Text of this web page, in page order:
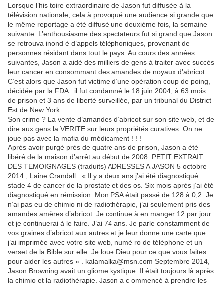
Lorsque l’his toire extraordinaire de Jason fut diffusée à la
télévision nationale, cela à provoqué une audience si grande que
le même reportage a été diffusé une deuxième fois, la semaine
suivante. L’enthousiasme des spectateurs fut si grand que Jason
se retrouva inond é d’appels téléphoniques, provenant de
personnes résidant dans tout le pays. Au cours des années
suivantes, Jason a aidé des milliers de gens à traiter avec succès
leur cancer en consommant des amandes de noyaux d’abricot.
C’est alors que Jason fut victime d’une opération coup de poing,
décidée par la FDA : il fut condamné le 18 juin 2004, à 63 mois
de prison et 3 ans de liberté surveillée, par un tribunal du District
Est de New York.
Son crime ? La vente d’amandes d’abricot sur son site web, et de
dire aux gens la VERITE sur leurs propriétés curatives. On ne
joue pas avec la mafia du médicament ! ! !
Après avoir purgé près de quatre ans de prison, Jason a été
libéré de la maison d’arrêt au début de 2008. PETIT EXTRAIT
DES TEMOIGNAGES (traduits) ADRESSES A JASON 5 octobre
2014 , Laine Crandall : « Il y a deux ans j’ai été diagnostiqué
stade 4 de cancer de la prostate et des os. Six mois après j’ai été
diagnostiqué en rémission. Mon PSA était passé de 128 à 0,2. Je
n’ai pas eu de chimio ni de radiothérapie, j’ai seulement pris des
amandes amères d’abricot. Je continue à en manger 12 par jour
et je continuerai à le faire. J’ai 74 ans. Je parle constamment de
vos graines d’abricot aux autres et je leur donne une carte que
j’ai imprimée avec votre site web, numé ro de téléphone et un
verset de la Bible sur elle. Je loue Dieu pour ce que vous faites
pour aider les autres » . kalamalka@msn.com Septembre 2014,
Jason Browning avait un gliome kystique. Il était toujours là après
la chimio et la radiothérapie. Jason a c ommencé à prendre les